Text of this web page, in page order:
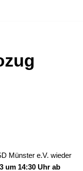
Münster e.V. wieder
um 14:30 Uhr ab